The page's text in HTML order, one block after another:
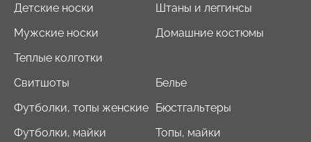
Детские носки
Мужские носки
Теплые колготки
Штаны и леггинсы
Домашние костюмы
Свитшоты
Футболки, топы женские
Футболки, майки
Белье
Бюстгальтеры
Топы, майки